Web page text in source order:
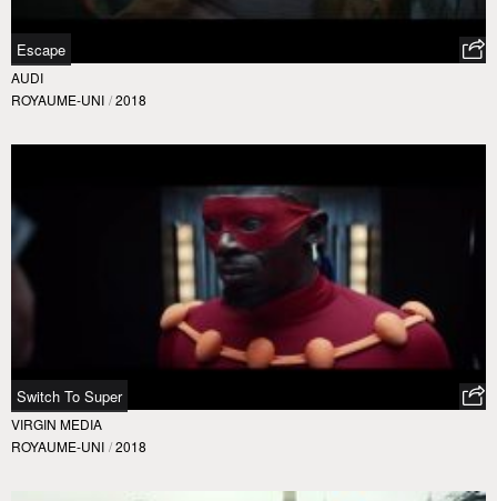
Escape
AUDI
ROYAUME-UNI / 2018
Switch To Super
VIRGIN MEDIA
ROYAUME-UNI / 2018